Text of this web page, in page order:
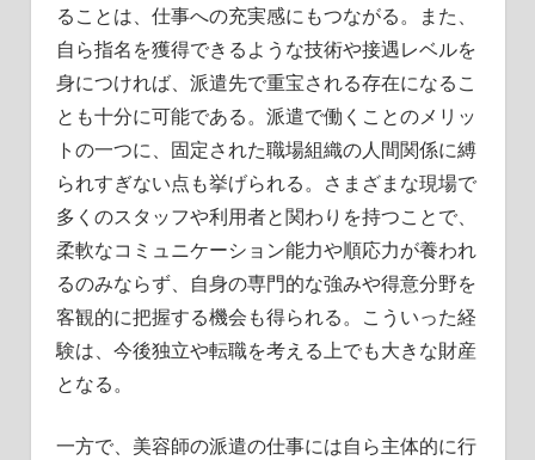
ることは、仕事への充実感にもつながる。また、
自ら指名を獲得できるような技術や接遇レベルを
身につければ、派遣先で重宝される存在になるこ
とも十分に可能である。派遣で働くことのメリッ
トの一つに、固定された職場組織の人間関係に縛
られすぎない点も挙げられる。さまざまな現場で
多くのスタッフや利用者と関わりを持つことで、
柔軟なコミュニケーション能力や順応力が養われ
るのみならず、自身の専門的な強みや得意分野を
客観的に把握する機会も得られる。こういった経
験は、今後独立や転職を考える上でも大きな財産
となる。
一方で、美容師の派遣の仕事には自ら主体的に行